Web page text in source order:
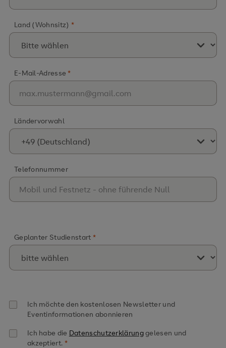
Land (Wohnsitz)
E-Mail-Adresse
Ländervorwahl
Telefonnummer
Geplanter Studienstart
Ich möchte den kostenlosen Newsletter und
Eventinformationen abonnieren
Ich habe die Datenschutzerklärunggelesen und
akzeptiert.